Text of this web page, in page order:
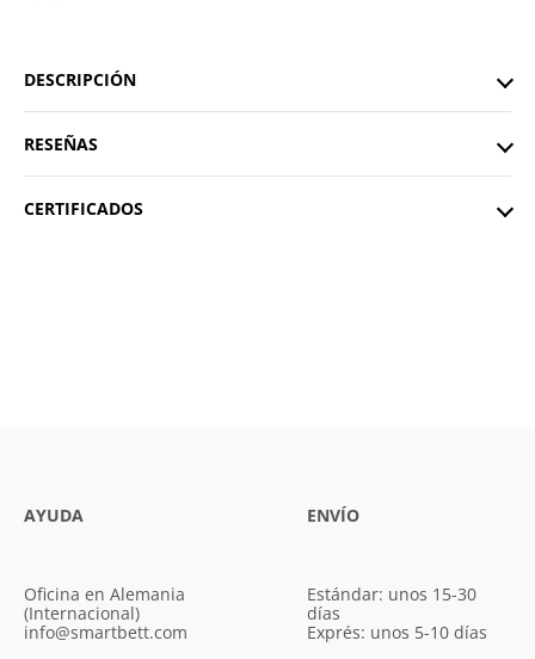
DESCRIPCIÓN
RESEÑAS
CERTIFICADOS
AYUDA
Oficina en Alemania
(Internacional)
info@smartbett.com
ENVÍO
Estándar: unos 15-30
días
Exprés: unos 5-10 días